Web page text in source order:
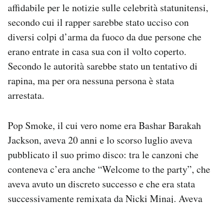
AREA PERSONALE
Area Personale
Newsletter
Notifiche mobile
Regala il Post
Hai bisogno di aiuto?
affidabile per le notizie sulle celebrità statunitensi,
secondo cui il rapper sarebbe stato ucciso con
diversi colpi d’arma da fuoco da due persone che
erano entrate in casa sua con il volto coperto.
Secondo le autorità sarebbe stato un tentativo di
rapina, ma per ora nessuna persona è stata
arrestata.
Pop Smoke, il cui vero nome era Bashar Barakah
Jackson, aveva 20 anni e lo scorso luglio aveva
pubblicato il suo primo disco: tra le canzoni che
conteneva c’era anche “Welcome to the party”, che
aveva avuto un discreto successo e che era stata
successivamente remixata da Nicki Minaj. Aveva